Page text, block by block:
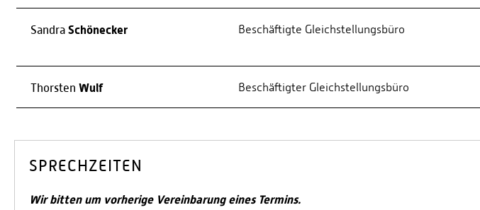
Sandra Schönecker Beschäftigte Gleichstellungsbüro
Thorsten Wulf Beschäftigter Gleichstellungsbüro
SPRECHZEITEN
Wir bitten um vorherige Vereinbarung eines Termins.